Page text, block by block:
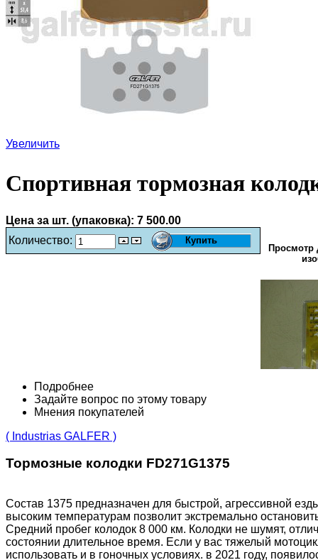
Увеличить
Спортивная тормозная
Цена за шт. (упаковка): 7 500.00
Количество:
Просмотр
Подробнее
Задайте вопрос по этому товару
Мнения покупателей
( Industrias GALFER )
Тормозные колодки FD271G1375
Состав 1375 предназначен для быстрой, агрессивной
высоким температурам позволит экстремально
Средний пробег колодок 8 000 км. Колодки не шумят,
состоянии длительное время. Если у вас тяжелый
использовать и в гоночных условиях. в 2021 году,